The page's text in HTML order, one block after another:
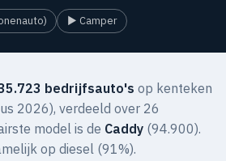
▶ Camper
bedrijfsauto's op kenteken
2026), verdeeld over 26
model is de Caddy (94.900).
op diesel (91%).